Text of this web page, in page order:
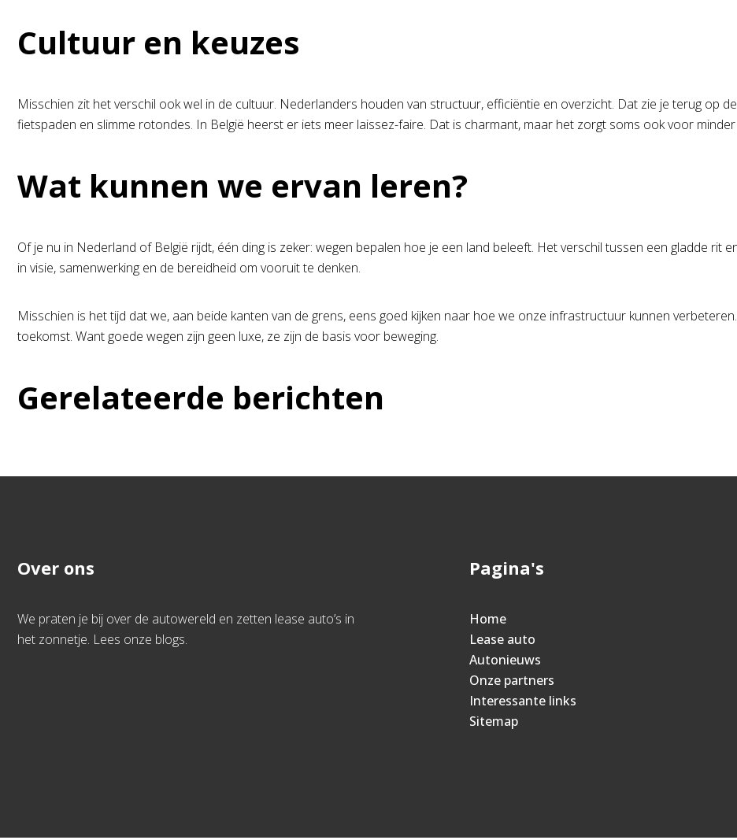
Cultuur en keuzes
Misschien zit het verschil ook wel in de cultuur. Nederlanders houden van structuur, efficiëntie en overzicht. Dat zie je terug op
fietspaden en slimme rotondes. In België heerst er iets meer laissez-faire. Dat is charmant, maar het zorgt soms ook voor
Wat kunnen we ervan leren?
Of je nu in Nederland of België rijdt, één ding is zeker: wegen bepalen hoe je een land beleeft. Het verschil tussen een gladde rit
in visie, samenwerking en de bereidheid om vooruit te denken.
Misschien is het tijd dat we, aan beide kanten van de grens, eens goed kijken naar hoe we onze infrastructuur kunnen
toekomst. Want goede wegen zijn geen luxe, ze zijn de basis voor beweging.
Gerelateerde berichten
Over ons
We praten je bij over de autowereld en zetten lease auto’s in
het zonnetje. Lees onze blogs.
Pagina's
Home
Lease auto
Autonieuws
Onze partners
Interessante links
Sitemap